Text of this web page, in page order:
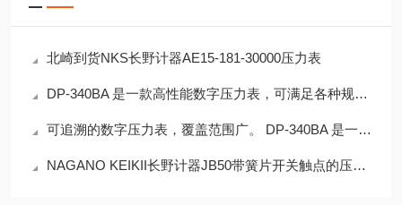
北崎到货NKS长野计器AE15-181-30000压力表
DP-340BA 是一款高性能数字压力表，可满足各种规格，功能广泛
可追溯的数字压力表，覆盖范围广。 DP-340BA 是一款高性能数字压力表
NAGANO KEIKII长野计器JB50带簧片开关触点的压力表